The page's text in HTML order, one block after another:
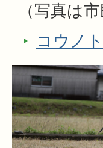
（写真は
コウノ